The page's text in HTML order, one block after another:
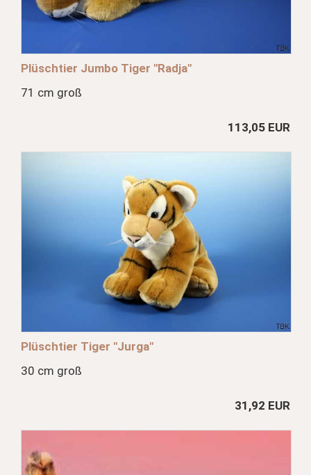
Plüschtier Jumbo Tiger "Radja"
71 cm groß
113,05 EUR
Plüschtier Tiger "Jurga"
30 cm groß
31,92 EUR